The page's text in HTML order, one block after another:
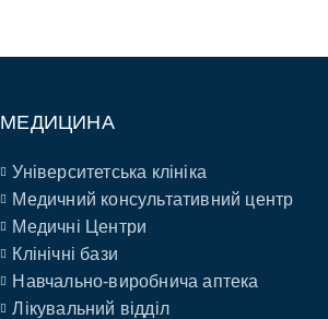
МЕДИЦИНА
Університетська клініка
Медичний консультативний центр
Медичні Центри
Клінічні бази
Навчально-виробнича аптека
Лікувальний відділ